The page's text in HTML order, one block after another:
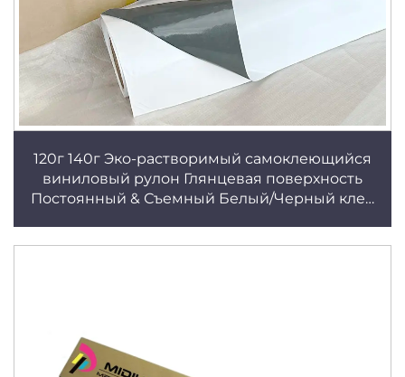
120г 140г Эко-растворимый самоклеющийся
виниловый рулон Глянцевая поверхность
Постоянный & Съемный Белый/Черный клей